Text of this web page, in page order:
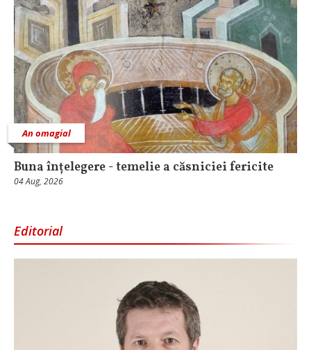
An omagial
Buna înțelegere - temelie a căsniciei fericite
04 Aug, 2026
Editorial